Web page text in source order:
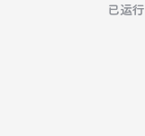
已运行